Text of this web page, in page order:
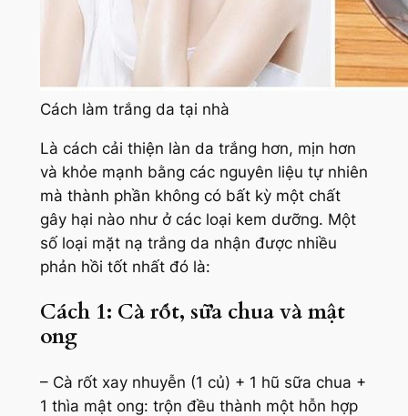
Cách làm trắng da tại nhà
Là cách cải thiện làn da trắng hơn, mịn hơn
và khỏe mạnh bằng các nguyên liệu tự nhiên
mà thành phần không có bất kỳ một chất
gây hại nào như ở các loại kem dưỡng. Một
số loại mặt nạ trắng da nhận được nhiều
phản hồi tốt nhất đó là:
Cách 1: Cà rốt, sữa chua và mật
ong
– Cà rốt xay nhuyễn (1 củ) + 1 hũ sữa chua +
1 thìa mật ong: trộn đều thành một hỗn hợp